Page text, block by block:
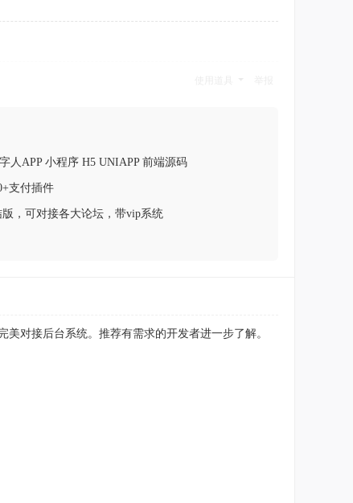
人APP 小程序 H5 UNIAPP 前端源码
支付插件
，可对接各大论坛，带vip系统
对接后台系统。推荐有需求的开发者进一步了解。